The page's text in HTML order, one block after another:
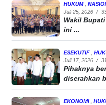
HUKUM,
Juli 25, 2026 /
Wakil
ini ...
ESEKUTIF ,
Juli 17, 2026 /
Pihaknya
diserahkan
EKONOMI,